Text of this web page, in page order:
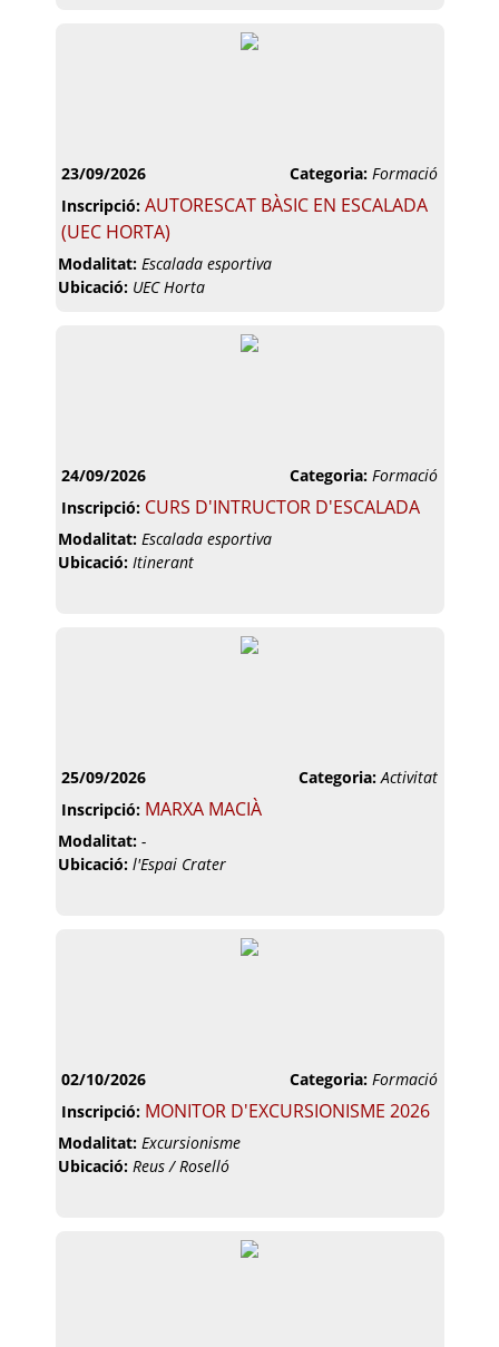
23/09/2026 Categoria: Formació
Inscripció: AUTORESCAT BÀSIC EN ESCALADA
(UEC HORTA)
Modalitat: Escalada esportiva
Ubicació: UEC Horta
24/09/2026 Categoria: Formació
Inscripció: CURS D'INTRUCTOR D'ESCALADA
Modalitat: Escalada esportiva
Ubicació: Itinerant
25/09/2026 Categoria: Activitat
Inscripció: MARXA MACIÀ
Modalitat: -
Ubicació: l'Espai Crater
02/10/2026 Categoria: Formació
Inscripció: MONITOR D'EXCURSIONISME 2026
Modalitat: Excursionisme
Ubicació: Reus / Roselló